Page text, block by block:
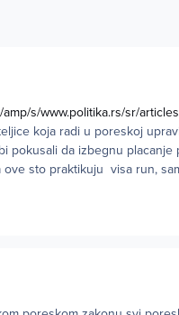
s/www.politika.rs/sr/
koja radi u poreskoj
pokusali da izbegnu
ove sto praktikuju visa run,